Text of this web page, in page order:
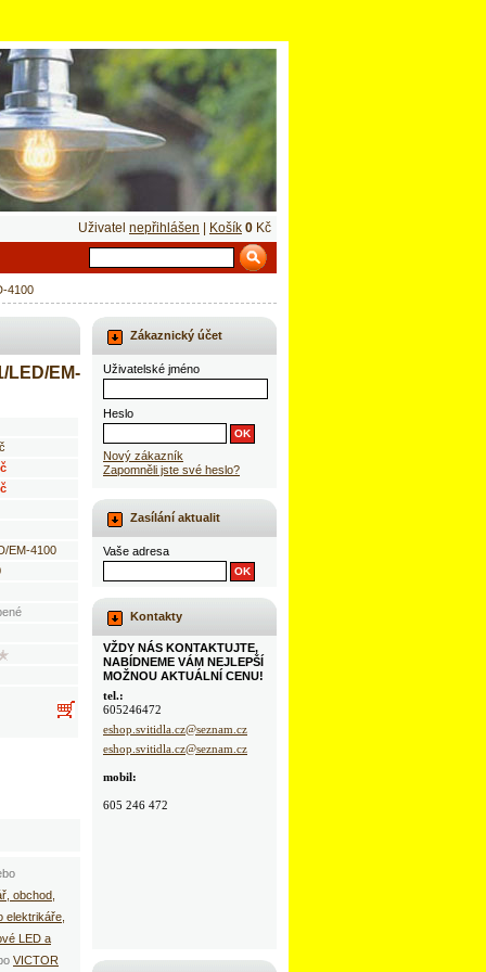
4100
LED/EM-
EM-4100
obchod,
elektrikáře,
LED a
VICTOR
Zákaznický účet
Uživatelské jméno
Heslo
Nový zákazník
Zapomněli jste své heslo?
Zasílání aktualit
Vaše adresa
Kontakty
VŽDY NÁS KONTAKTUJTE,
NABÍDNEME VÁM NEJLEPŠÍ
MOŽNOU AKTUÁLNÍ CENU!
tel.:
605246472
eshop.svitidla.cz@seznam.cz
eshop.svitidla.cz@seznam.cz
mobil:
605 246 472
Uživatel nepřihlášen Košík 0 Kč